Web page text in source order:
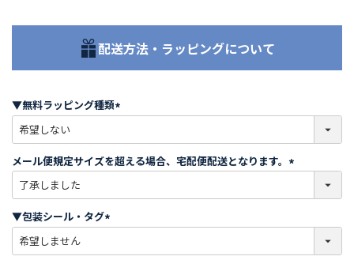
配送方法・ラッピングについて
▼無料ラッピング種類
必
須
)
メール便規定サイズを超える場合、宅配便配送となります。
必
)
▼包装シール・タグ
必